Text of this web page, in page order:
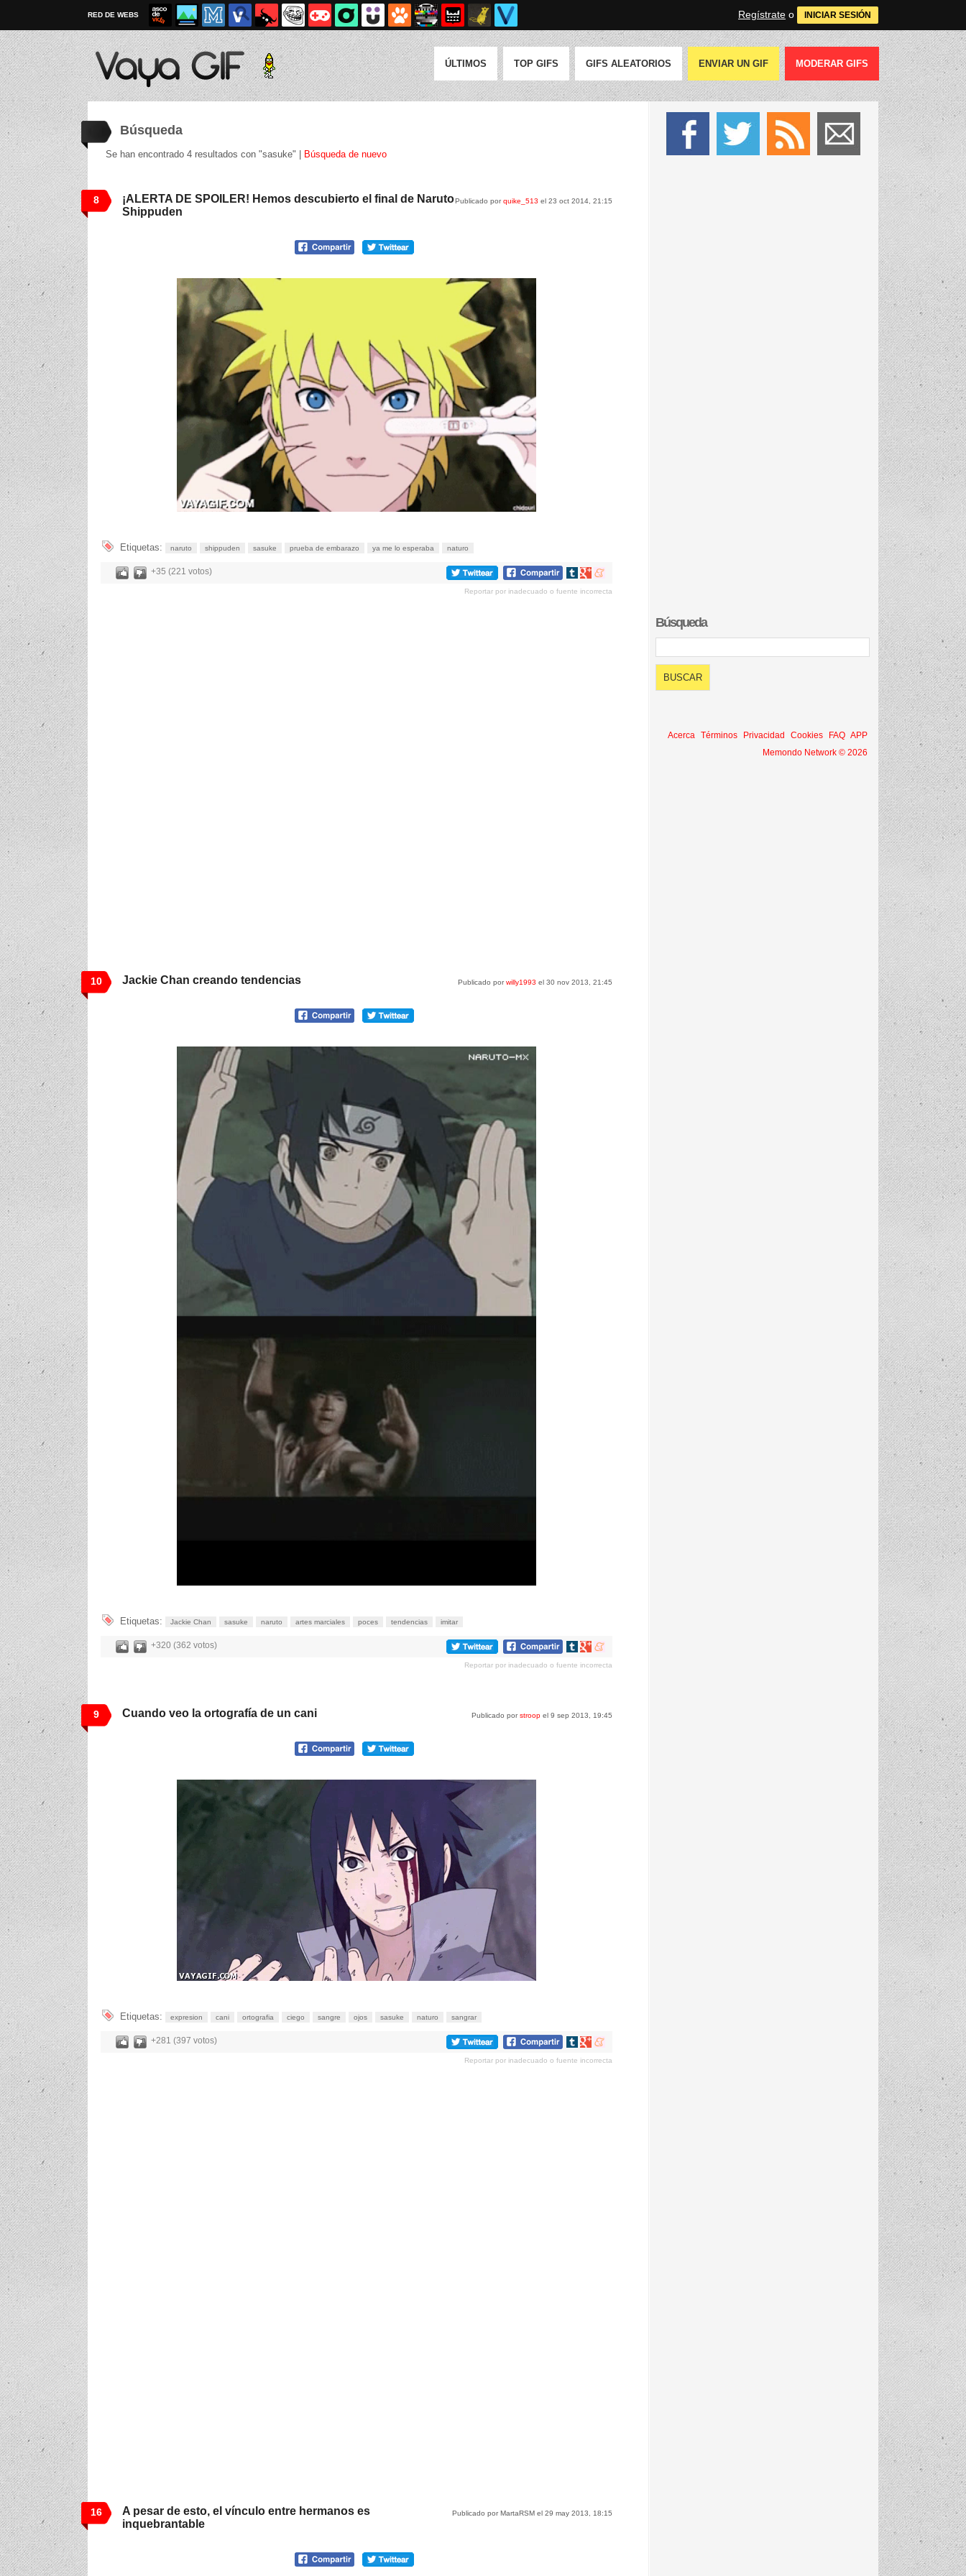
RED DE WEBS Regístrate o INICIAR SESIÓN
ÚLTIMOS TOP GIFS GIFS ALEATORIOS ENVIAR UN GIF MODERAR GIFS
Búsqueda
Se han encontrado 4 resultados con "sasuke" | Búsqueda de nuevo
8 Publicado porquike_513 el 23 oct 2014, 21:15
¡ALERTA DE SPOILER! Hemos descubierto el final de Naruto
Shippuden
Etiquetas: naruto shippuden sasuke prueba de embarazo ya me lo esperaba naturo
+35 (221 votos)
Compartir
tumblr
Compartir
Google+
Compartir
meneame
Reportar por inadecuado o fuente incorrecta
10 Publicado porwilly1993 el 30 nov 2013, 21:45
Jackie Chan creando tendencias
Etiquetas: Jackie Chan sasuke naruto artes marciales poces tendencias imitar
+320 (362 votos)
Compartir
tumblr
Compartir
Google+
Compartir
meneame
Reportar por inadecuado o fuente incorrecta
9 Publicado porstroop el 9 sep 2013, 19:45
Cuando veo la ortografía de un cani
Etiquetas: expresion cani ortografia ciego sangre ojos sasuke naturo sangrar
+281 (397 votos)
Compartir
tumblr
Compartir
Google+
Compartir
meneame
Reportar por inadecuado o fuente incorrecta
16 Publicado por MartaRSM el 29 may 2013, 18:15
A pesar de esto, el vínculo entre hermanos es
inquebrantable
Búsqueda
Acerca Términos Privacidad Cookies FAQ APP
Memondo Network © 2026